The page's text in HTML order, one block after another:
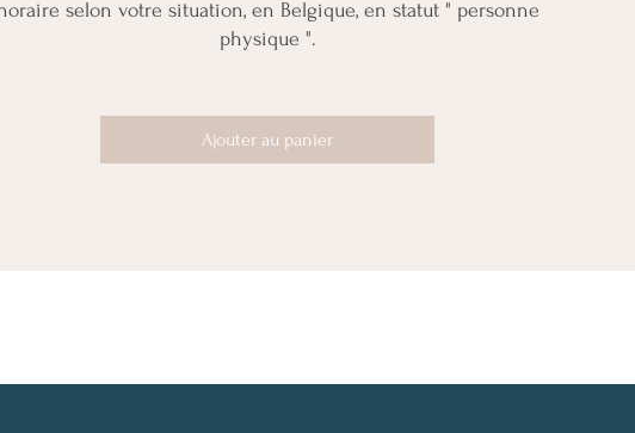
selon votre situation, en Belgique, en statut " personne
physique ".
Ajouter au panier